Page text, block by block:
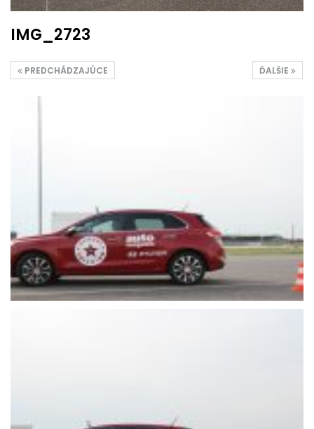
IMG_2723
ĎALŠIE
PREDCHÁDZAJÚCE